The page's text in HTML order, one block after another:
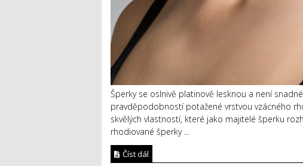
Šperky se oslnivě platinově lesknou a není
pravděpodobností potažené vrstvou vzácného
skvělých vlastností, které jako majitelé šperku
rhodiované šperky ...
Číst dál